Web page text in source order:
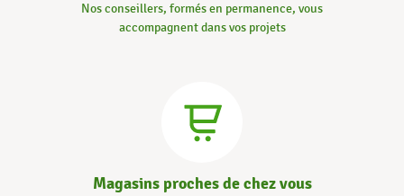
Nos conseillers, formés en permanence, vous
accompagnent dans vos projets
Magasins proches de chez vous